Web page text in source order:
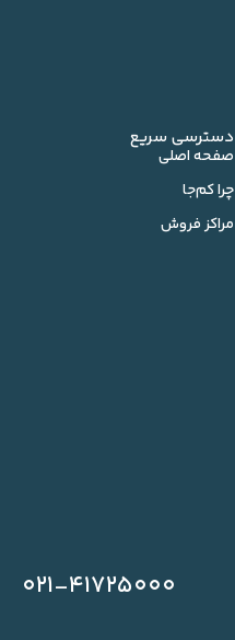
دسترسی سریع
صفحه اصلی
چرا کم‌جا
مراکز فروش
۰۲۱-۴۱۷۲۵۰۰۰